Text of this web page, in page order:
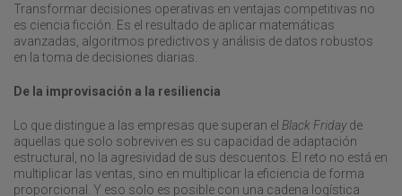
Transformar decisiones operativas en ventajas competitivas no
es ciencia ficción. Es el resultado de aplicar matemáticas
avanzadas, algoritmos predictivos y análisis de datos robustos
en la toma de decisiones diarias.
De la improvisación a la resiliencia
Lo que distingue a las empresas que superan el Black Fridayde
aquellas que solo sobreviven es su capacidad de adaptación
estructural, no la agresividad de sus descuentos. El reto no está en
multiplicar las ventas, sino en multiplicar la eficiencia de forma
proporcional. Y eso solo es posible con una cadena logística